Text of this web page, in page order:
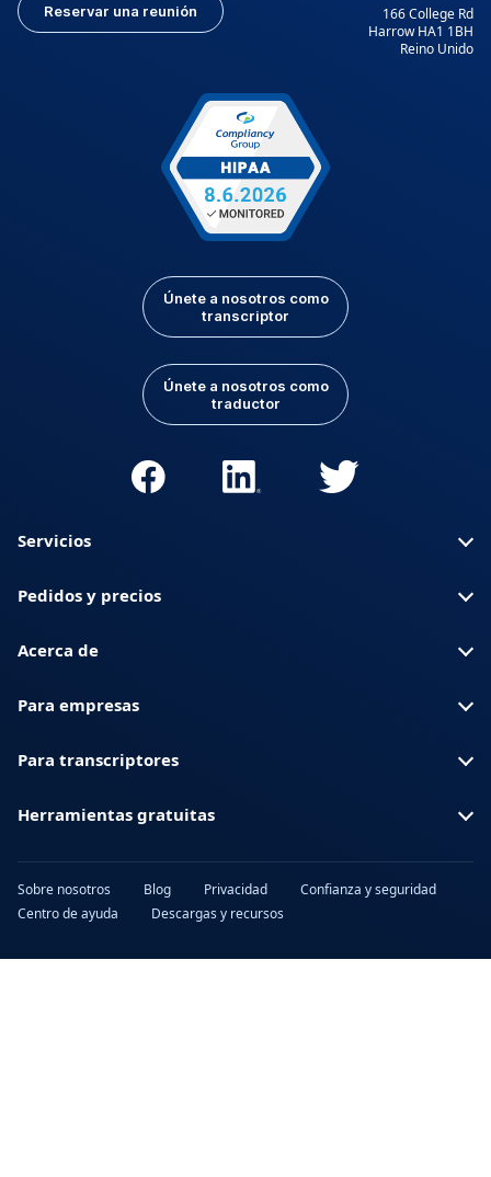
Reservar una reunión
166 College Rd
Harrow HA1 1BH
Reino Unido
Únete a nosotros como
transcriptor
Únete a nosotros como
traductor
Servicios
Pedidos y precios
Acerca de
Para empresas
Para transcriptores
Herramientas gratuitas
Sobre nosotros Blog Privacidad
Confianza y seguridad
Centro de ayuda
Descargas y recursos